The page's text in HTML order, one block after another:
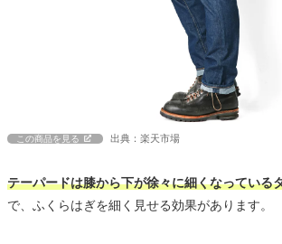
この商品を見る 出典：楽天市場
テーパードは膝から下が徐々に細くなっている
で、ふくらはぎを細く見せる効果があります。